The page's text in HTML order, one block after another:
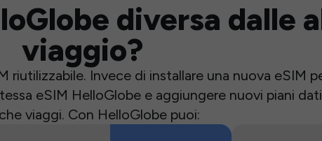
diversa dalle
viaggio?
riutilizzabile. Invece di installare una nuova eSIM
eSIM HelloGlobe e aggiungere nuovi piani
viaggi. Con HelloGlobe puoi: